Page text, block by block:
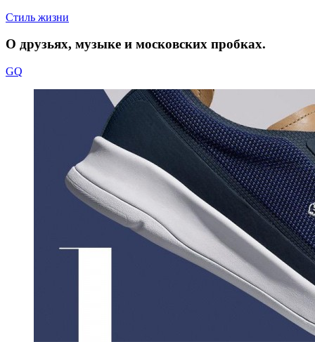
Стиль жизни
О друзьях, музыке и московских пробках.
GQ